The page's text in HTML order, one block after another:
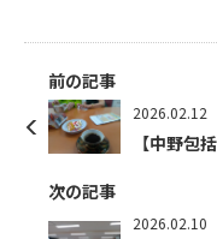
前の記事
2026.02.12
【中野包
次の記事
2026.02.10